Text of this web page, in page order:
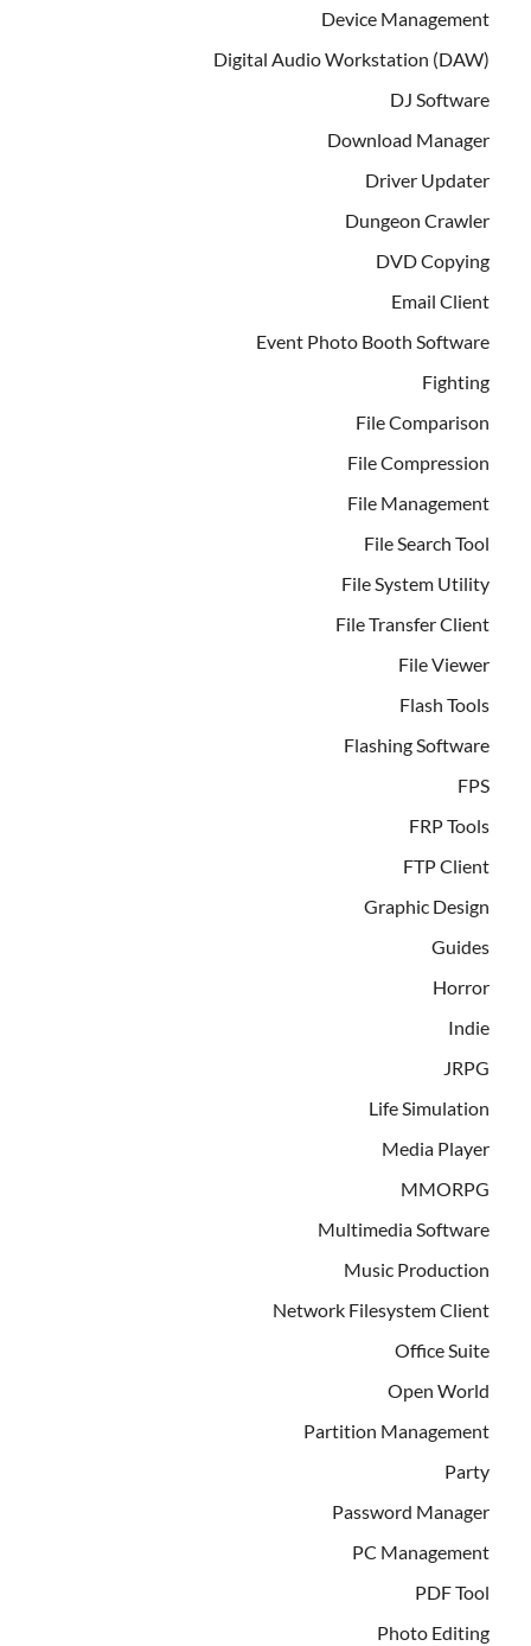
Device Management
Digital Audio Workstation (DAW)
DJ Software
Download Manager
Driver Updater
Dungeon Crawler
DVD Copying
Email Client
Event Photo Booth Software
Fighting
File Comparison
File Compression
File Management
File Search Tool
File System Utility
File Transfer Client
File Viewer
Flash Tools
Flashing Software
FPS
FRP Tools
FTP Client
Graphic Design
Guides
Horror
Indie
JRPG
Life Simulation
Media Player
MMORPG
Multimedia Software
Music Production
Network Filesystem Client
Office Suite
Open World
Partition Management
Party
Password Manager
PC Management
PDF Tool
Photo Editing